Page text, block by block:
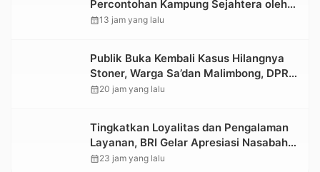
Percontohan Kampung Sejahtera oleh
Kemensos
calendar_month13 jam yang lalu
Publik Buka Kembali Kasus Hilangnya
Stoner, Warga Sa’dan Malimbong, DPRD
dan Stakeholder Terkait Diminta
calendar_month20 jam yang lalu
Tingkatkan Loyalitas dan Pengalaman
Layanan, BRI Gelar Apresiasi Nasabah
Pensiunan
calendar_month23 jam yang lalu